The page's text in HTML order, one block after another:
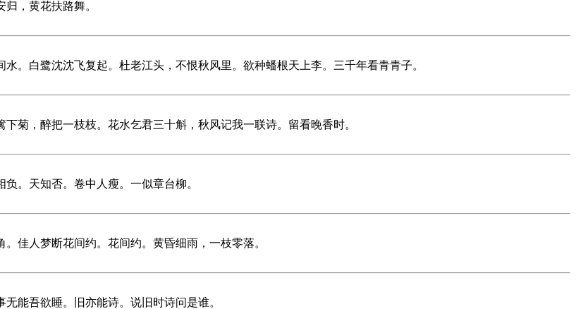
，黄花扶路舞。
。白鹭沈沈飞复起。杜老江头，不恨秋风里。欲种蟠根天上李。三千年看青青子。
菊，醉把一枝枝。花水乞君三十斛，秋风记我一联诗。留看晚香时。
。天知否。卷中人瘦。一似章台柳。
佳人梦断花间约。花间约。黄昏细雨，一枝零落。
能吾欲睡。旧亦能诗。说旧时诗问是谁。